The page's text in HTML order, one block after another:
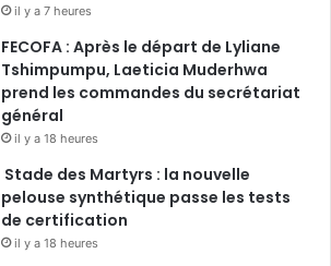
il y a 7 heures
FECOFA : Après le départ de Lyliane
Tshimpumpu, Laeticia Muderhwa
prend les commandes du secrétariat
général
il y a 18 heures
Stade des Martyrs : la nouvelle
pelouse synthétique passe les tests
de certification
il y a 18 heures